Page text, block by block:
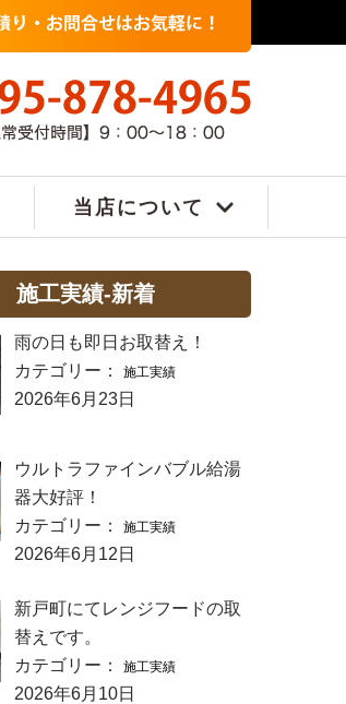
当店について
施工実績-新着
雨の日も即日お取替え！
カテゴリー：
施工実績
2026年6月23日
ウルトラファインバブル給湯
器大好評！
カテゴリー：
施工実績
2026年6月12日
新戸町にてレンジフードの取
替えです。
カテゴリー：
施工実績
2026年6月10日